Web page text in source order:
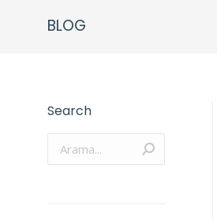
BLOG
Search
Arama: